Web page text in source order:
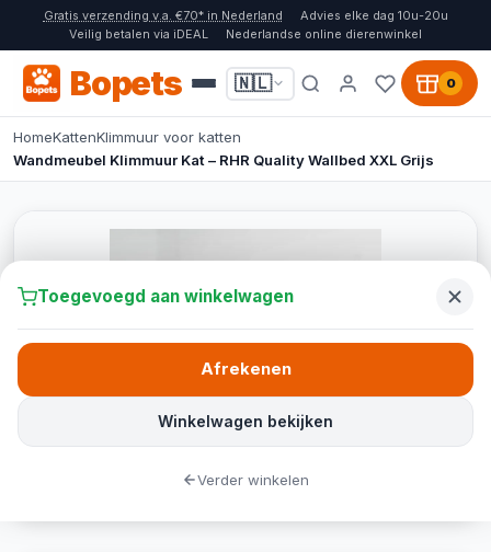
Gratis verzending v.a. €70* in Nederland
Advies elke dag 10u-20u
Veilig betalen via iDEAL
Nederlandse online dierenwinkel
Bopets 🇳🇱 0
HomeKattenKlimmuur voor katten
Wandmeubel Klimmuur Kat – RHR Quality Wallbed XXL Grijs
Toegevoegd aan winkelwagen
Winkelwagen bekijken
Afrekenen
Verder winkelen